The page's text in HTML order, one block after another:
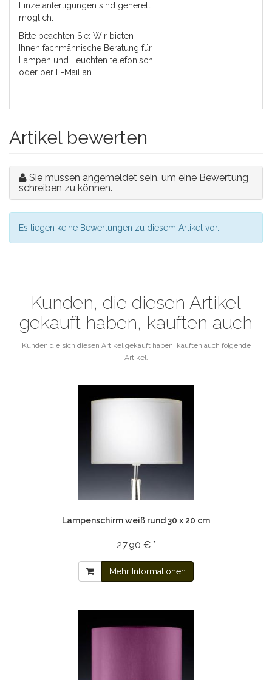
Einzelanfertigungen sind generell
möglich.
Bitte beachten Sie: Wir bieten
Ihnen fachmännische Beratung für
Lampen und Leuchten telefonisch
oder per E-Mail an.
Artikel bewerten
Sie müssen angemeldet sein, um eine Bewertung
schreiben zu können.
Es liegen keine Bewertungen zu diesem Artikel vor.
Kunden, die diesen Artikel
gekauft haben, kauften auch
Kunden die sich diesen Artikel gekauft haben, kauften auch folgende
Artikel.
Lampenschirm weiß rund 30 x 20 cm
27,90 € *
Mehr Informationen